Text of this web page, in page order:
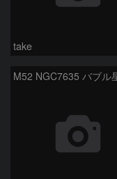
take